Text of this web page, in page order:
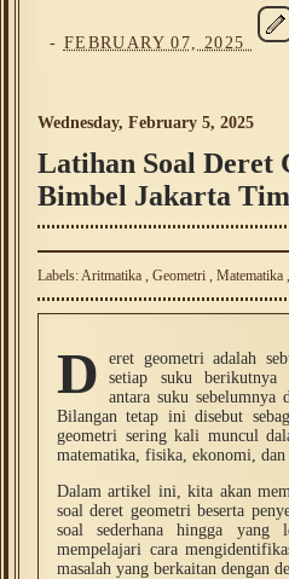
- FEBRUARY 07, 2025
Wednesday, February 5, 2025
Latihan Soal Deret
Bimbel Jakarta
Labels:Aritmatika , Geometri , Matematika ,
D
eret geometri adalah
setiap suku berikutnya
antara suku sebelumnya
Bilangan tetap ini disebut
geometri sering kali muncul
matematika, fisika, ekonomi,
Dalam artikel ini, kita akan
soal deret geometri beserta
soal sederhana hingga yang
mempelajari cara
masalah yang berkaitan dengan